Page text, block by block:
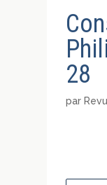
28
par